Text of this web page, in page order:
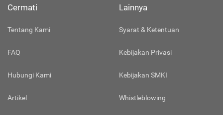
Cermati
Tentang Kami
FAQ
Hubungi Kami
Artikel
Lainnya
Syarat & Ketentuan
Kebijakan Privasi
Kebijakan SMKI
Whistleblowing